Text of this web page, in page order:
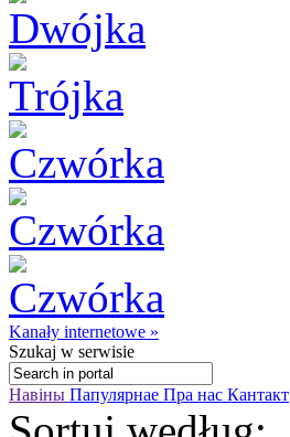
Kanały internetowe »
Szukaj w serwisie
Навіны Папулярнае Пра нас Кантакт